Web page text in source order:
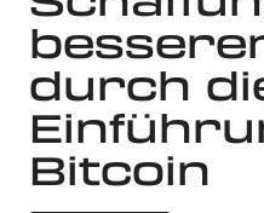
durch
Bitcoin